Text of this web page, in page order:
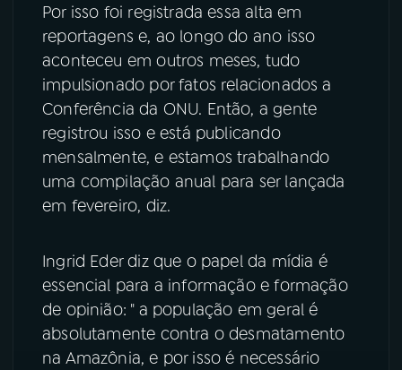
Por isso foi registrada essa alta em
reportagens e, ao longo do ano isso
aconteceu em outros meses, tudo
impulsionado por fatos relacionados a
Conferência da ONU. Então, a gente
registrou isso e está publicando
mensalmente, e estamos trabalhando
uma compilação anual para ser lançada
em fevereiro, diz.
Ingrid Eder diz que o papel da mídia é
essencial para a informação e formação
de opinião: " a população em geral é
absolutamente contra o desmatamento
na Amazônia, e por isso é necessário